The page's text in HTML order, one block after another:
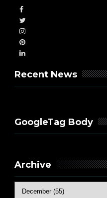
Recent News
GoogleTag Body
Archive